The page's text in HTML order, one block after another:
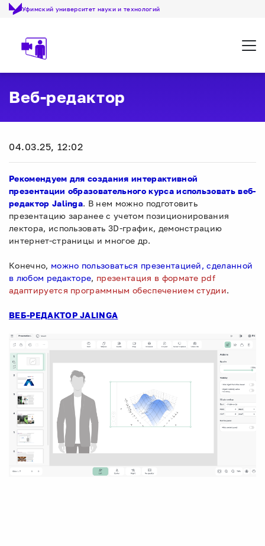
Уфимский университет науки и технологий
Веб-редактор
04.03.25, 12:02
Рекомендуем для создания интерактивной
презентации образовательного курса использовать веб-
редактор Jalinga. В нем можно подготовить
презентацию заранее с учетом позиционирования
лектора, использовать 3D-график, демонстрацию
интернет-страницы и многое др.
Конечно, можно пользоваться презентацией, сделанной
в любом редакторе, презентация в формате pdf
адаптируется программным обеспечением студии.
ВЕБ-РЕДАКТОР JALINGA